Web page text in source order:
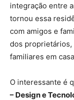
integração entre
tornou essa
com amigos e
dos proprietários,
familiares em
O interessante é
– Design e